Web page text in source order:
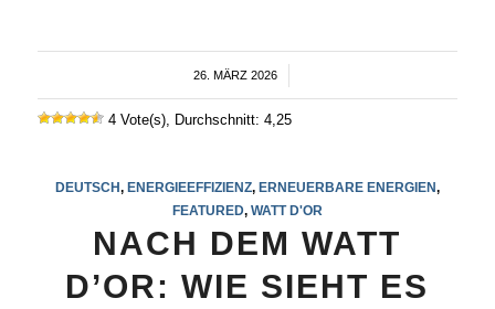
26. MÄRZ 2026
/
4 Vote(s), Durchschnitt: 4,25
DEUTSCH, ENERGIEEFFIZIENZ, ERNEUERBARE ENERGIEN,
FEATURED, WATT D'OR
NACH DEM WATT
D’OR: WIE SIEHT ES